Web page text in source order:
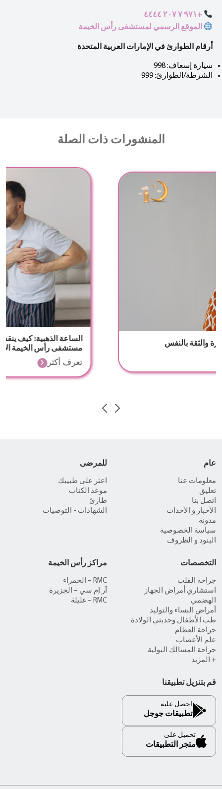
+٩٧١ ٧ ٢٠٧ ٤٤٤٤
الموقع الرسمي لمستشفى رأس الخيمة
أرقام الطوارئ في الإمارات العربية المتحدة
سيارة إسعاف: 998
الشرطة/الطوارئ: 999
المنشورات ذات الصلة
دليل رمضان للتجديد وصحة البشرة والثقة بالنفس
عام
معلومات عنا
تعليق
اتصل بنا
الأخبار و الأحداث
مدونة
سياسة الخصوصية
البنود و الظروف
للمرضى
اعثر على طبيبك
موعد الكتاب
طارئ
الشهادات - التوصيات
التخصصات
جراحة القلب
استشاري أمراض الجهاز
الهضمي
أمراض النساء والتوليد
طب الأطفال وحديثي الولادة
جراحة العظام
علم الأعصاب
جراحة المسالك البولية
+ المزيد
مراكز رأس الخيمة
RMC – الحمراء
آر إم سي – الجزيرة
RMC – غليلة
قم بتنزيل تطبيقنا
احصل عليه
تطبيقات جوجل
تحميل على
متجر التطبيقات